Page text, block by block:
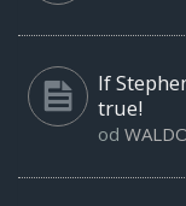
If
true!
od